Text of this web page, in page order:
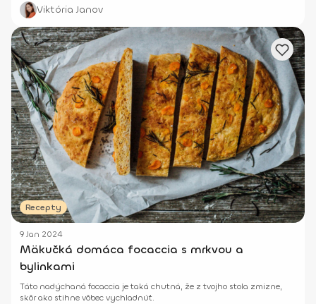
Viktória Janov
Recepty
9 Jan 2024
Mäkučká domáca focaccia s mrkvou a
bylinkami
Táto nadýchaná focaccia je taká chutná, že z tvojho stola zmizne,
skôr ako stihne vôbec vychladnúť.